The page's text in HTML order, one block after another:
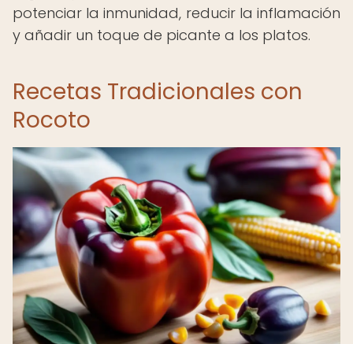
potenciar la inmunidad, reducir la inflamación
y añadir un toque de picante a los platos.
Recetas Tradicionales con
Rocoto